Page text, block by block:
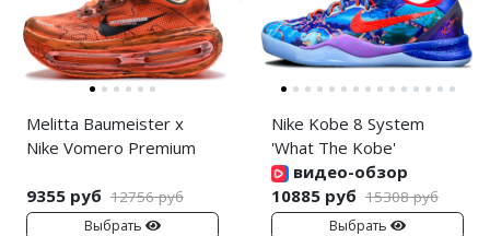
Melitta Baumeister x
Nike Vomero Premium
9355 руб 12756 руб
Выбрать
Nike Kobe 8 System
'What The Kobe'
видео-обзор
10885 руб 15308 руб
Выбрать